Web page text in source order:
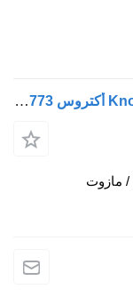
معدل نظام الفرامل الإلكترونية Knorr-Bremse أكتروس mp4 (01.12-) K014773 لـ السيارات القاطرة Mercedes-Benz Actros MP4 Antos Arocs (2012-)